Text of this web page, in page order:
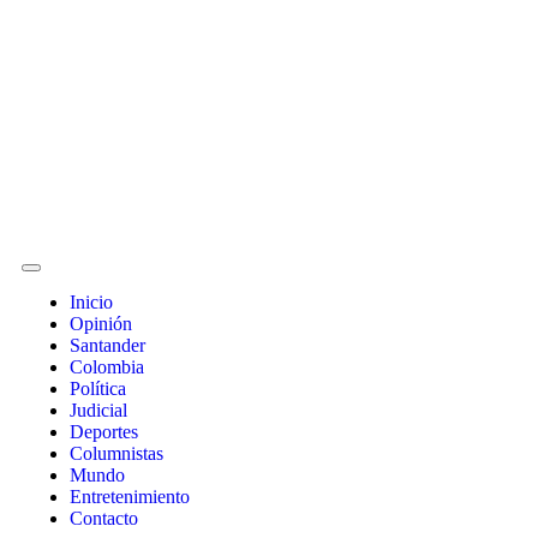
Inicio
Opinión
Santander
Colombia
Política
Judicial
Deportes
Columnistas
Mundo
Entretenimiento
Contacto